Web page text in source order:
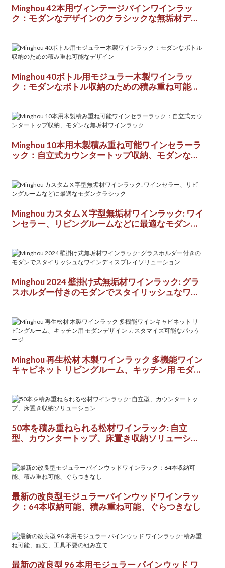
Minghou 42本用ヴィンテージパインワインラッ
ク：モダンなデザインのクラシックな無垢材ディ
Minghou 40ボトル用モジュラー木製ワインラッ
ク：モダンなボトル収納のための積み重ね可能な
Minghou 10本用木製積み重ね可能ワインセラーラ
ック：自立式カウンタートップ収納、モダンな無
Minghou カスタム X 字型無垢材ワインラック: ワイ
ンセラー、リビングルームなどに最適なモダンク
Minghou 2024 壁掛け式無垢材ワインラック: グラ
スホルダー付きのモダンでスタイリッシュなワイ
Minghou 再生松材 木製ワインラック 多機能ワイン
キャビネット リビングルーム、キッチン用 モダン
50本を積み重ねられる松材ワインラック: 自立
型、カウンタートップ、床置き収納ソリューショ
最新の改良型モジュラーパインウッドワインラッ
ク：64本収納可能、積み重ね可能、ぐらつきなし
最新の改良型 96 本用モジュラー パインウッド ワ